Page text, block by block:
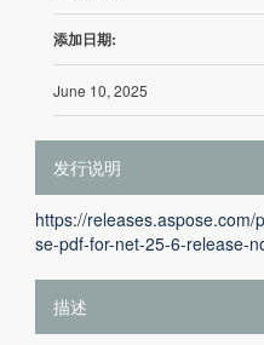
添加日期:
June 10, 2025
发行说明
https://
se-pdf-for-net-25-6-release-
描述